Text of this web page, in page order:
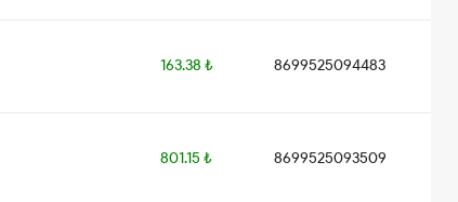
163.38 ₺ 8699525094483
801.15 ₺ 8699525093509